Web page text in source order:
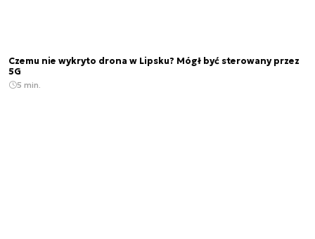
Czemu nie wykryto drona w Lipsku? Mógł być sterowany przez
5G
5 min.